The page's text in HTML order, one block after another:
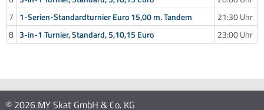
7 1-Serien-Standardturnier Euro 15,00 m. Tandem
21:30 Uhr
8 3-in-1 Turnier, Standard, 5,10,15 Euro 23:00 Uhr
© 2026 MY Skat GmbH & Co. KG